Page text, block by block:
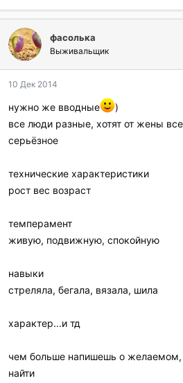
фасолька
Выживальщик
10 Дек 2014
нужно же вводные
)
все люди разные, хотят от жены
серьёзное
технические характеристики
рост вес возраст
темперамент
живую, подвижную, спокойную
навыки
стреляла, бегала, вязала, шила
характер...и тд
чем больше напишешь о
найти